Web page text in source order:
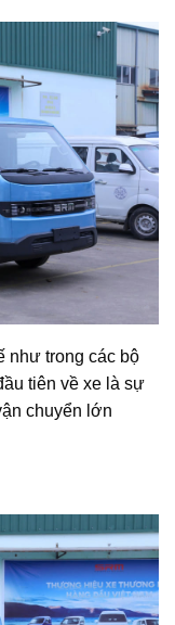
như trong các bộ
tiên về xe là sự
chuyển lớn